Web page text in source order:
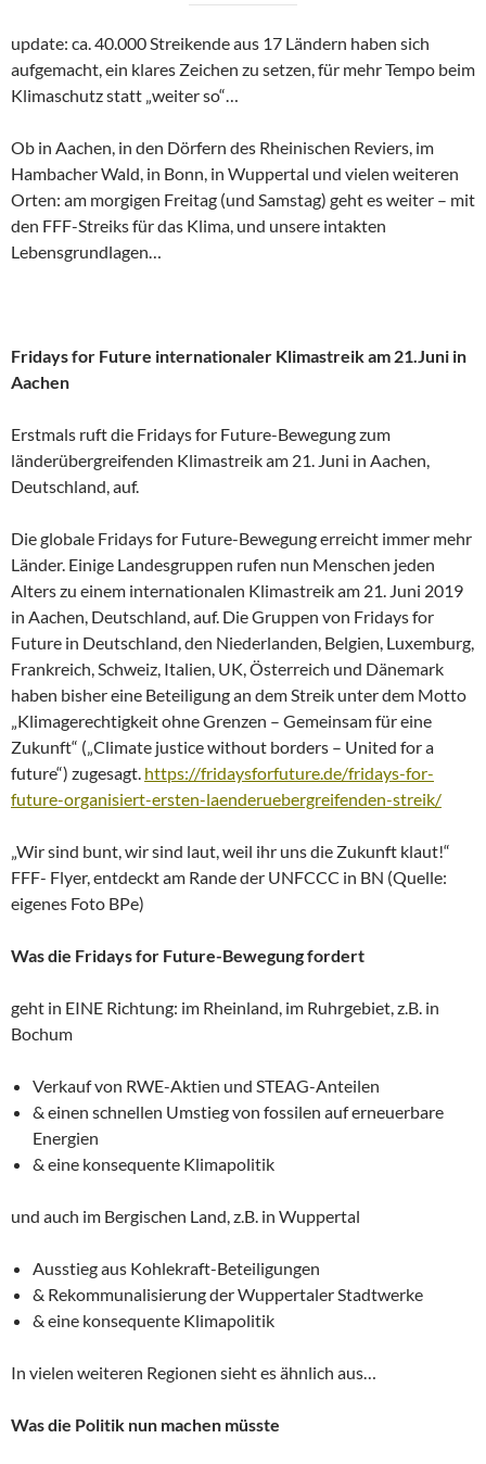
update: ca. 40.000 Streikende aus 17 Ländern haben sich
aufgemacht, ein klares Zeichen zu setzen, für mehr Tempo beim
Klimaschutz statt „weiter so“…
Ob in Aachen, in den Dörfern des Rheinischen Reviers, im
Hambacher Wald, in Bonn, in Wuppertal und vielen weiteren
Orten: am morgigen Freitag (und Samstag) geht es weiter – mit
den FFF-Streiks für das Klima, und unsere intakten
Lebensgrundlagen…
Fridays for Future internationaler Klimastreik am 21.Juni in
Aachen
Erstmals ruft die Fridays for Future-Bewegung zum
länderübergreifenden Klimastreik am 21. Juni in Aachen,
Deutschland, auf.
Die globale Fridays for Future-Bewegung erreicht immer mehr
Länder. Einige Landesgruppen rufen nun Menschen jeden
Alters zu einem internationalen Klimastreik am 21. Juni 2019
in Aachen, Deutschland, auf. Die Gruppen von Fridays for
Future in Deutschland, den Niederlanden, Belgien, Luxemburg,
Frankreich, Schweiz, Italien, UK, Österreich und Dänemark
haben bisher eine Beteiligung an dem Streik unter dem Motto
„Klimagerechtigkeit ohne Grenzen – Gemeinsam für eine
Zukunft“ („Climate justice without borders – United for a
future“) zugesagt. https://fridaysforfuture.de/fridays-for-
future-organisiert-ersten-laenderuebergreifenden-streik/
„Wir sind bunt, wir sind laut, weil ihr uns die Zukunft klaut!“
FFF- Flyer, entdeckt am Rande der UNFCCC in BN (Quelle:
eigenes Foto BPe)
Was die Fridays for Future-Bewegung fordert
geht in EINE Richtung: im Rheinland, im Ruhrgebiet, z.B. in
Bochum
Verkauf von RWE-Aktien und STEAG-Anteilen
& einen schnellen Umstieg von fossilen auf erneuerbare
Energien
& eine konsequente Klimapolitik
und auch im Bergischen Land, z.B. in Wuppertal
Ausstieg aus Kohlekraft-Beteiligungen
& Rekommunalisierung der Wuppertaler Stadtwerke
& eine konsequente Klimapolitik
In vielen weiteren Regionen sieht es ähnlich aus…
Was die Politik nun machen müsste